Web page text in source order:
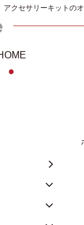
アクセサリーキットの
●